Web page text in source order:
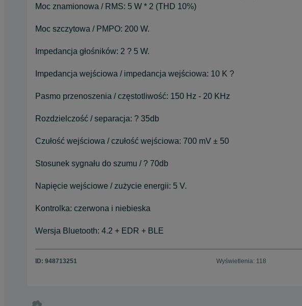
Moc znamionowa / RMS: 5 W * 2 (THD 10%)
Moc szczytowa / PMPO: 200 W.
Impedancja głośników: 2 ? 5 W.
Impedancja wejściowa / impedancja wejściowa: 10 K ?
Pasmo przenoszenia / częstotliwość: 150 Hz - 20 KHz
Rozdzielczość / separacja: ? 35db
Czułość wejściowa / czułość wejściowa: 700 mV ± 50
Stosunek sygnału do szumu / ? 70db
Napięcie wejściowe / zużycie energii: 5 V.
Kontrolka: czerwona i niebieska
Wersja Bluetooth: 4.2 + EDR + BLE
ID: 948713251 Wyświetlenia: 118